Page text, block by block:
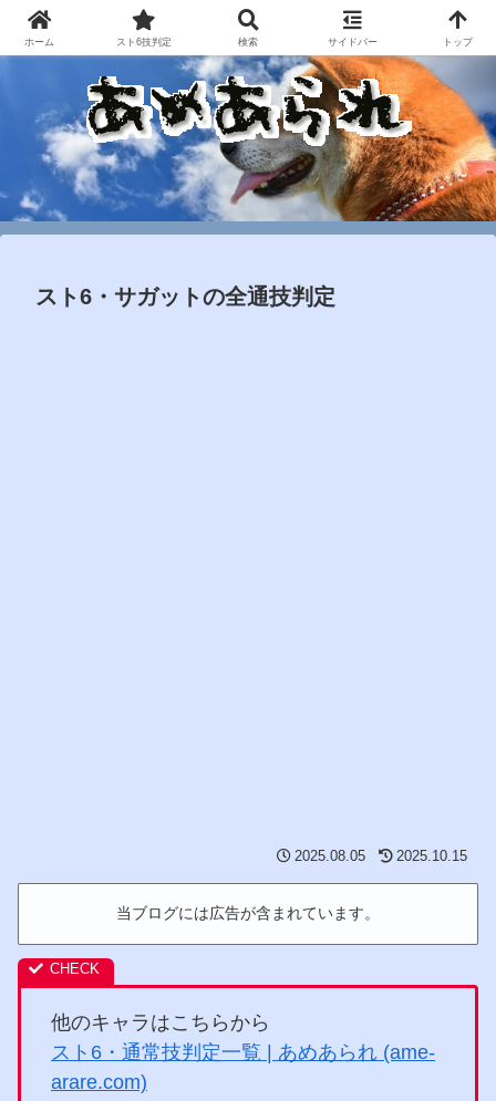
スト6・サガットの全通技判定
2025.08.05 2025.10.15
当ブログには広告が含まれています。
他のキャラはこちらから
スト6・通常技判定一覧 | あめあられ (ame-
arare.com)
ホーム スト6技判定 検索 サイドバー トップ